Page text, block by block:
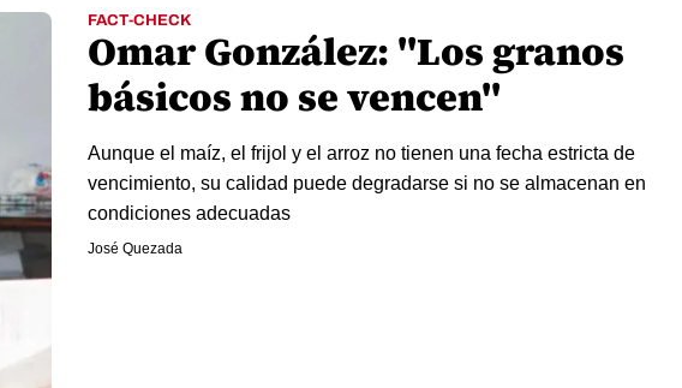
FACT-CHECK
Omar González: "Los granos
básicos no se vencen"
Aunque el maíz, el frijol y el arroz no tienen una fecha estricta de
vencimiento, su calidad puede degradarse si no se almacenan en
condiciones adecuadas
José Quezada